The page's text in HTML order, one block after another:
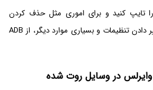
تایپ کنید و برای اموری مثل حذف کردن
اپ‌ها، نصب کردن اپلیکیشن، تغییر دادن تنظیمات و بسیاری موارد دیگر، از ADB